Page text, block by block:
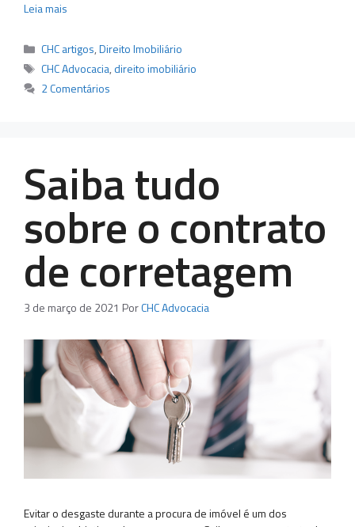
Leia mais
Categorias
CHC artigos,Direito Imobiliário
Tags
CHC Advocacia,direito imobiliário
2 Comentários
Saiba tudo
sobre o contrato
de corretagem
3 de março de 2021 PorCHC Advocacia
Evitar o desgaste durante a procura de imóvel é um dos